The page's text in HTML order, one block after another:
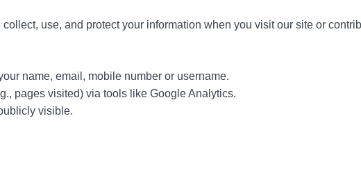
use, and protect your information when you visit our site or
name, email, mobile number or username.
pages visited) via tools like Google Analytics.
visible.